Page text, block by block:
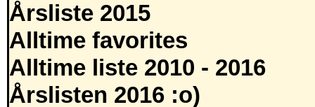
Årsliste 2015
Alltime favorites
Alltime liste 2010 - 2016
Årslisten 2016 :o)